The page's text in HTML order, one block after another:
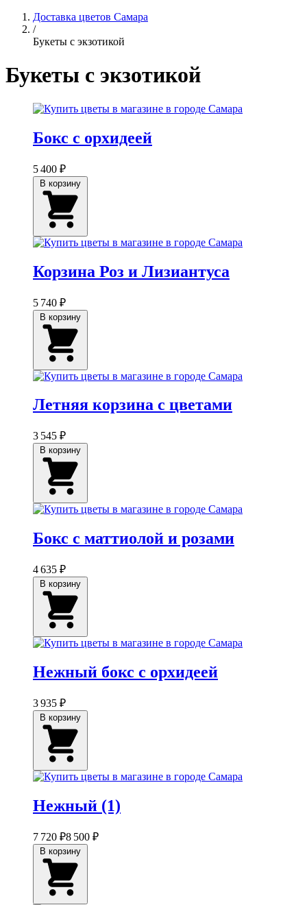
Доставка цветов Самара
/
Букеты с экзотикой
Букеты с экзотикой
Бокс с орхидеей
5 400 ₽
Корзина Роз и Лизиантуса
5 740 ₽
Летняя корзина с цветами
3 545 ₽
Бокс с маттиолой и розами
4 635 ₽
Нежный бокс с орхидеей
3 935 ₽
Нежный (1)
7 720 ₽8 500 ₽